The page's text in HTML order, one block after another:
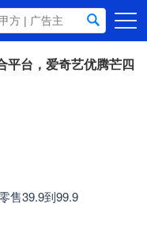
平台，爱奇艺优腾芒四
售39.9到99.9